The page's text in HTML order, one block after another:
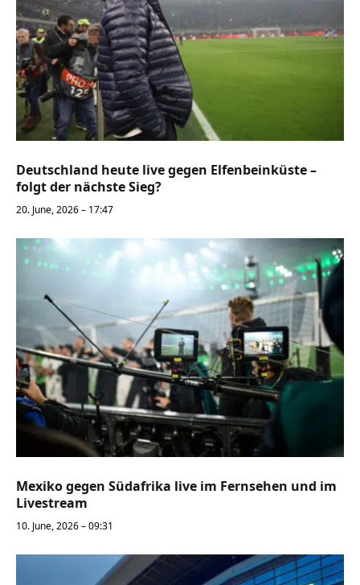
Deutschland heute live gegen Elfenbeinküste –
folgt der nächste Sieg?
20. June, 2026 – 17:47
Mexiko gegen Südafrika live im Fernsehen und im
Livestream
10. June, 2026 – 09:31